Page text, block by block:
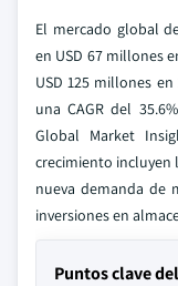
El mercado global
en USD 67 millones
USD 125 millones
una CAGR del
Global Market
crecimiento incluyen
nueva demanda de
inversiones en
Puntos clave